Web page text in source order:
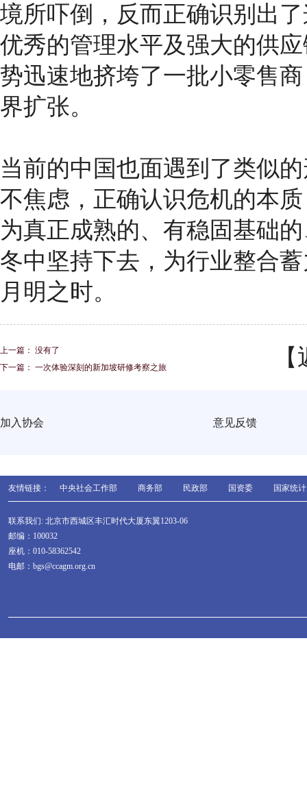
境所吓倒，反而正确识别出
优秀的管理水平及强大的供
势迅速地挤垮了一批小零售
界扩张。
当前的中国也面遇到了类似
不焦虑，正确认识危机的本
为真正成熟的、有稳固基础
冬中坚持下去，为行业整合
月明之时。
上一篇： 没有了
下一篇： 一次体验深刻的新加坡研修考察之旅
加入协会 意见反馈
友情链接： 中央社会工作部 商务部 民政部 国资委 国家统
联系我们: 北京市西城区丰汇时代大厦东翼1203-06
邮编：100032
座机：010-58362542
电邮：bgs@ccagm.org.cn